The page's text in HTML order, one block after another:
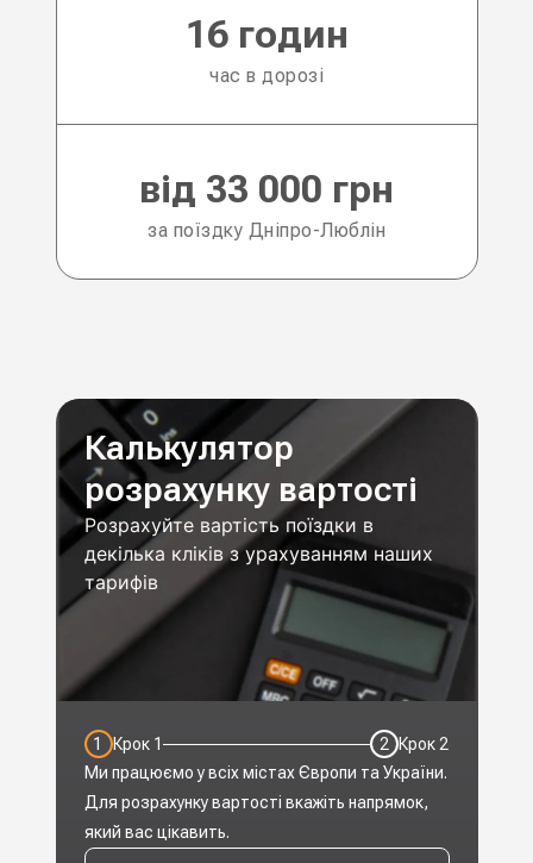
час в дорозі
16 годин
за поїздку Дніпро-Люблін
від 33 000 грн
Калькулятор
розрахунку вартості
Розрахуйте вартість поїздки в
декілька кліків з урахуванням наших
тарифів
1 Крок1 2 Крок 2
Ми працюємо у всіх містах Європи та України.
Для розрахунку вартості вкажіть напрямок,
який вас цікавить.